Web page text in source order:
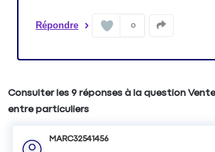
Répondre 0
Consulter les 9 réponses à la question
entre particuliers
MARC32541456